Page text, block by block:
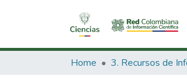
Home